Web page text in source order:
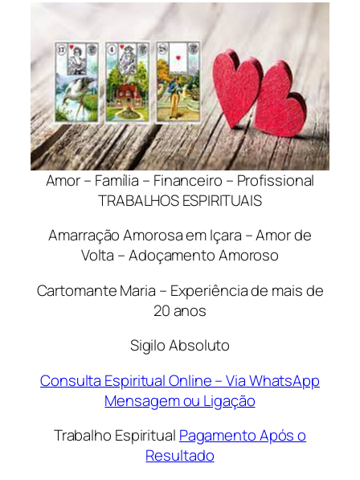
Amor – Família – Financeiro – Profissional
TRABALHOS ESPIRITUAIS
Amarração Amorosa em Içara – Amor de
Volta – Adoçamento Amoroso
Cartomante Maria – Experiência de mais de
20 anos
Sigilo Absoluto
Consulta Espiritual Online – Via WhatsApp
Mensagem ou Ligação
Trabalho Espiritual Pagamento Após o
Resultado